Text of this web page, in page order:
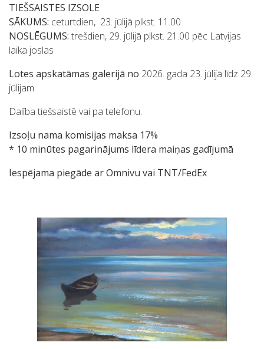
TIEŠSAISTES IZSOLE
SĀKUMS: ceturtdien, 23. jūlijā plkst. 11.00
NOSLĒGUMS: trešdien, 29. jūlijā plkst. 21.00 pēc Latvijas
laika joslas
Lotes apskatāmas galerijā no 2026. gada 23. jūlijā līdz 29.
jūlijam
Dalība tiešsaistē vai pa telefonu.
Izsoļu nama komisijas maksa 17%
* 10 minūtes pagarinājums līdera maiņas gadījumā
Iespējama piegāde ar Omnivu vai TNT/FedEx